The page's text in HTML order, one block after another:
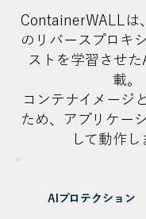
ContainerWALLは
のリバースプロキ
ストを学習させ
載。
コンテナイメージ
ため、アプリケー
して動作し
AIプロテクション